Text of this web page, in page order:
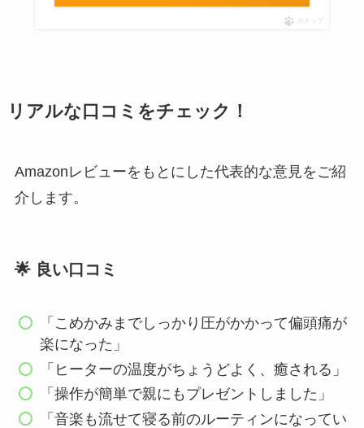
ポチップ
リアルな口コミをチェック！
Amazonレビューをもとにした代表的な意見をご紹
介します。
🌟 良い口コミ
「こめかみまでしっかり圧がかかって偏頭痛が
楽になった」
「ヒーターの温度がちょうどよく、癒される」
「操作が簡単で親にもプレゼントしました」
「音楽も流せて寝る前のルーティンになってい